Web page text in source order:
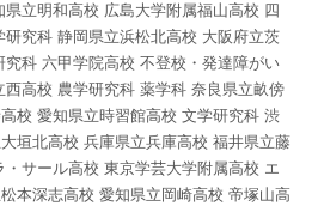
県立明和高校 広島大学附属福山高校 四
研究科 静岡県立浜松北高校 大阪府立茨
究科 六甲学院高校 不登校・発達障がい
西高校 農学研究科 薬学科 奈良県立畝傍
校 愛知県立時習館高校 文学研究科 渋
垣北高校 兵庫県立兵庫高校 福井県立藤
・サール高校 東京学芸大学附属高校 エ
本深志高校 愛知県立岡崎高校 帝塚山高